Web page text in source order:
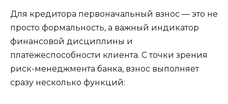
Для кредитора первоначальный взнос — это не
просто формальность, а важный индикатор
финансовой дисциплины и
платёжеспособности клиента. С точки зрения
риск-менеджмента банка, взнос выполняет
сразу несколько функций: